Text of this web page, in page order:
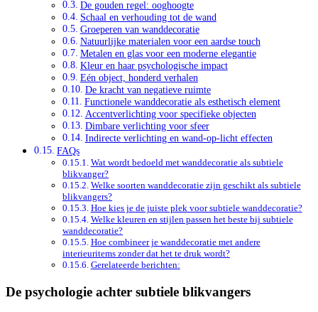
De gouden regel: ooghoogte
Schaal en verhouding tot de wand
Groeperen van wanddecoratie
Natuurlijke materialen voor een aardse touch
Metalen en glas voor een moderne elegantie
Kleur en haar psychologische impact
Eén object, honderd verhalen
De kracht van negatieve ruimte
Functionele wanddecoratie als esthetisch element
Accentverlichting voor specifieke objecten
Dimbare verlichting voor sfeer
Indirecte verlichting en wand-op-licht effecten
FAQs
Wat wordt bedoeld met wanddecoratie als subtiele
blikvanger?
Welke soorten wanddecoratie zijn geschikt als subtiele
blikvangers?
Hoe kies je de juiste plek voor subtiele wanddecoratie?
Welke kleuren en stijlen passen het beste bij subtiele
wanddecoratie?
Hoe combineer je wanddecoratie met andere
interieuritems zonder dat het te druk wordt?
Gerelateerde berichten:
De psychologie achter subtiele blikvangers